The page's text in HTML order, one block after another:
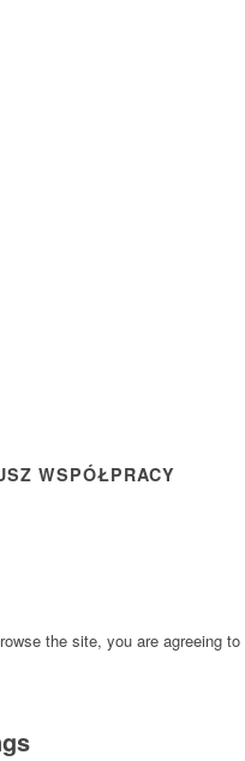
WSPÓŁPRACY
the site, you are agreeing to